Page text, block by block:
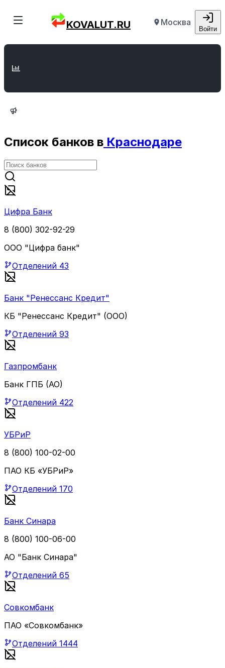
KOVALUT.RU Москва
Войти
Список банков в Краснодаре
Цифра Банк
8 (800) 302-92-29
ООО "Цифра банк"
Отделений 43
Банк "Ренессанс Кредит"
КБ "Ренессанс Кредит" (ООО)
Отделений 93
Газпромбанк
Банк ГПБ (АО)
Отделений 422
УБРиР
8 (800) 100-02-00
ПАО КБ «УБРиР»
Отделений 170
Банк Синара
8 (800) 100-06-00
АО "Банк Синара"
Отделений 65
Совкомбанк
ПАО «Совкомбанк»
Отделений 1444